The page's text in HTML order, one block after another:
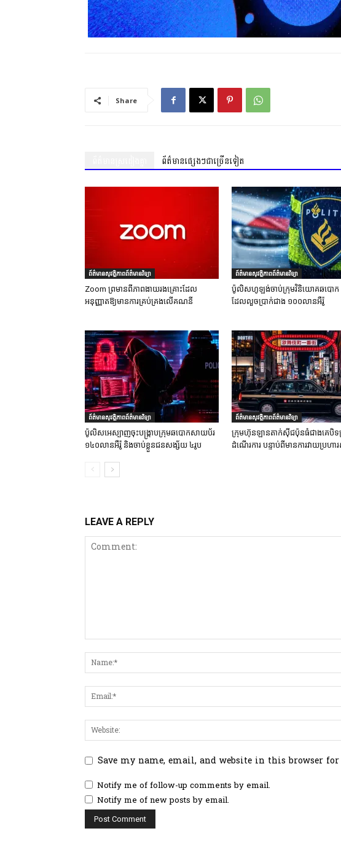
Share
ព័ត៌មានផ្សេងៗជាច្រើនទៀត
ព័ត៌មានសុវត្ថិភាពព័ត៌មានវិទ្យា
Zoom ព្រមានពីភាពងាយរងគ្រោះដែល
អនុញ្ញាតឱ្យមានការគ្រប់គ្រងលើគណនី
ព័ត៌មានសុវត្ថិភាពព័ត៌មានវិទ្យា
ប៉ូលិសហូឡង់ចាប់ក្រុមវិនិយោគឆបោក
ដែលលួចប្រាក់ជាង ១០០លានអឺរ៉ូ
ព័ត៌មានសុវត្ថិភាពព័ត៌មានវិទ្យា
ប៉ូលិសអេស្បាញចុះបង្រ្កាបក្រុមឆបោកសាយប័រ
១៤០លានអឺរ៉ូ និងចាប់ខ្លួនជនសង្ស័យ ៤រូប
ព័ត៌មានសុវត្ថិភាពព័ត៌មានវិទ្យា
ក្រុមហ៊ុនឡានតាក់ស៊ីជប៉ុនធំជាងគេបិទប្
ដំណើរការ បន្ទាប់ពីមានការវាយប្រហ
LEAVE A REPLY
Save my name, email, and website in this browser
Notify me of follow-up comments by email.
Notify me of new posts by email.